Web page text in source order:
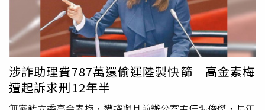
們，沒有後顧之憂地專注在問政和行走部落的工作上。高金
素梅指出，全台灣有700多個部落，分布在山上、海邊和離
島，如果再加上在都會區討生活的族人，她工作和服務的範
圍幾乎涵蓋了全台灣，這和區域立委的單一選區是截然不同
的。這樣遼闊的選區，對於一個沒有政黨奧援的無黨籍立委
來說，從來就是一個挑戰，也是一項責無旁貸的使命。要完
成這樣的使命，她的助理團隊必須是一群急公好義、機動性
涉詐助理費787萬還偷運陸製快篩 高金素梅
遭起訴求刑12年半